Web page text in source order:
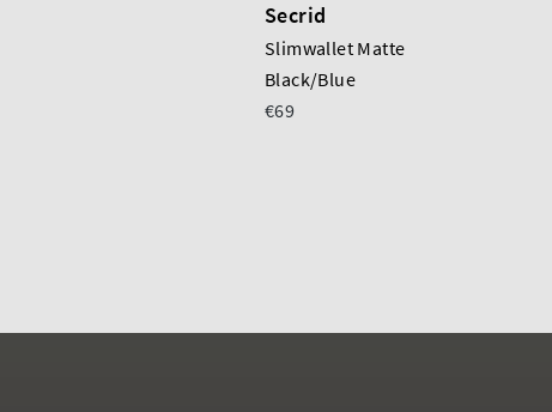
Secrid
Slimwallet Matte
Black/Blue
€69